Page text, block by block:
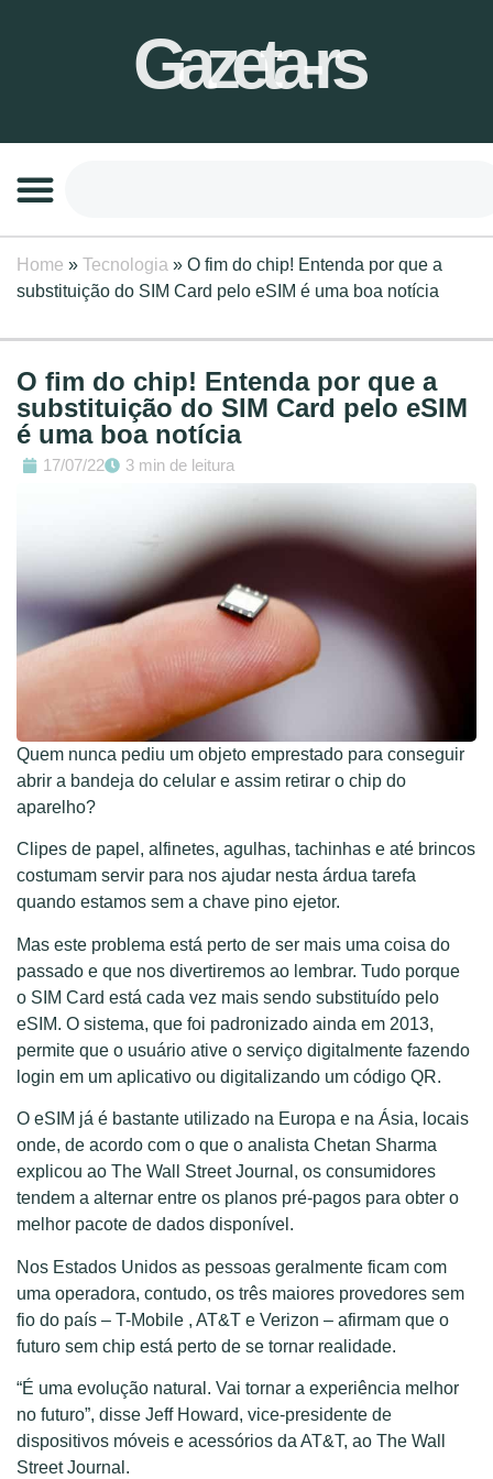
Gazeta-rs
Home » Tecnologia » O fim do chip! Entenda por que a
substituição do SIM Card pelo eSIM é uma boa notícia
O fim do chip! Entenda por que a
substituição do SIM Card pelo eSIM
é uma boa notícia
17/07/22 3 min de leitura
Quem nunca pediu um objeto emprestado para conseguir
abrir a bandeja do celular e assim retirar o chip do
aparelho?
Clipes de papel, alfinetes, agulhas, tachinhas e até brincos
costumam servir para nos ajudar nesta árdua tarefa
quando estamos sem a chave pino ejetor.
Mas este problema está perto de ser mais uma coisa do
passado e que nos divertiremos ao lembrar. Tudo porque
o SIM Card está cada vez mais sendo substituído pelo
eSIM. O sistema, que foi padronizado ainda em 2013,
permite que o usuário ative o serviço digitalmente fazendo
login em um aplicativo ou digitalizando um código QR.
O eSIM já é bastante utilizado na Europa e na Ásia, locais
onde, de acordo com o que o analista Chetan Sharma
explicou ao The Wall Street Journal, os consumidores
tendem a alternar entre os planos pré-pagos para obter o
melhor pacote de dados disponível.
Nos Estados Unidos as pessoas geralmente ficam com
uma operadora, contudo, os três maiores provedores sem
fio do país – T-Mobile , AT&T e Verizon – afirmam que o
futuro sem chip está perto de se tornar realidade.
“É uma evolução natural. Vai tornar a experiência melhor
no futuro”, disse Jeff Howard, vice-presidente de
dispositivos móveis e acessórios da AT&T, ao The Wall
Street Journal.